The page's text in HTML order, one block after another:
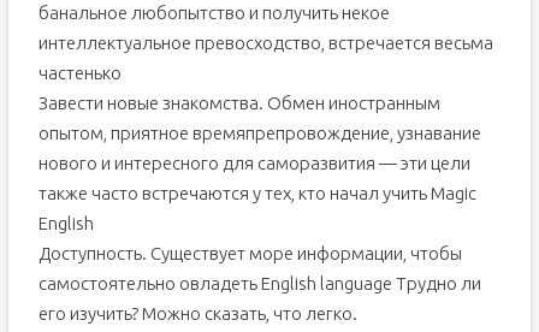
банальное любопытство и получить некое
интеллектуальное превосходство, встречается весьма
частенько
Завести новые знакомства. Обмен иностранным
опытом, приятное времяпрепровождение, узнавание
нового и интересного для саморазвития — эти цели
также часто встречаются у тех, кто начал учить Magic
English
Доступность. Существует море информации, чтобы
самостоятельно овладеть English language Трудно ли
его изучить? Можно сказать, что легко.